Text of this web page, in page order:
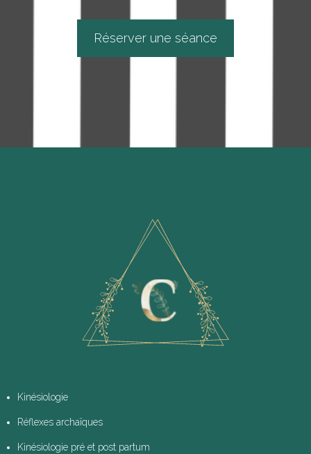
Réserver une séance
Kinésiologie
Réflexes archaïques
Kinésiologie pré et post partum